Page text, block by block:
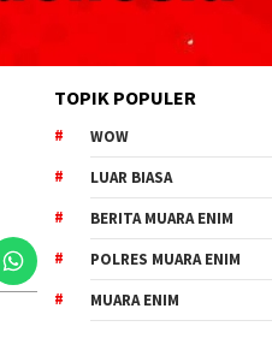
TOPIK POPULER
WOW
LUAR BIASA
BERITA MUARA ENIM
POLRES MUARA ENIM
MUARA ENIM